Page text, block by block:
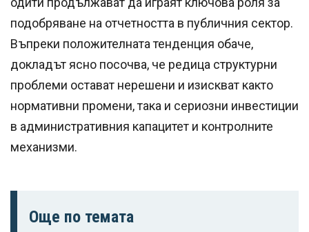
подобряване на отчетността в публичния сектор.
Въпреки положителната тенденция обаче,
докладът ясно посочва, че редица структурни
проблеми остават нерешени и изискват както
нормативни промени, така и сериозни инвестиции
в административния капацитет и контролните
механизми.
Още по темата